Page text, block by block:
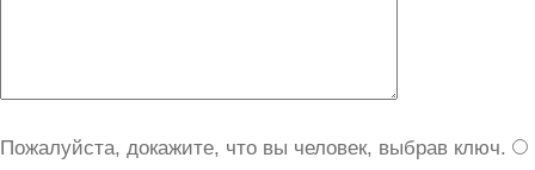
Пожалуйста, докажите, что вы человек, выбрав ключ.